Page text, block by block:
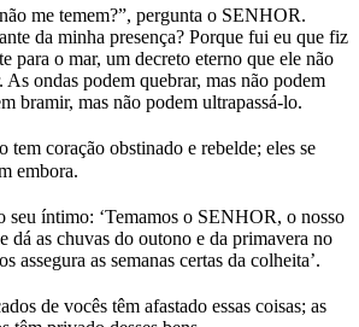
me temem?”, pergunta o SENHOR.
da minha presença? Porque fui eu que fiz
para o mar, um decreto eterno que ele não
As ondas podem quebrar, mas não podem
bramir, mas não podem ultrapassá-lo.
tem coração obstinado e rebelde; eles se
embora.
seu íntimo: ‘Temamos o SENHOR, o nosso
dá as chuvas do outono e da primavera no
assegura as semanas certas da colheita’.
de vocês têm afastado essas coisas; as